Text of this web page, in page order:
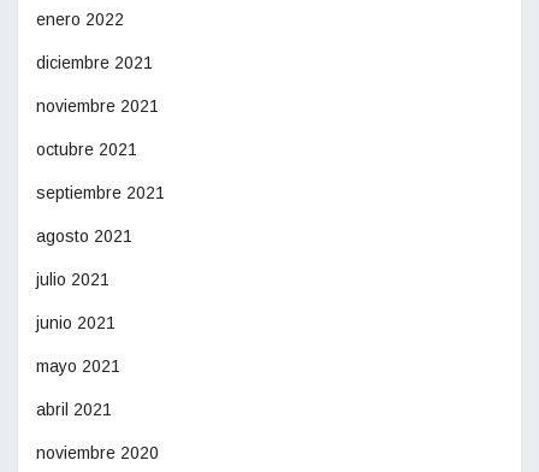
enero 2022
diciembre 2021
noviembre 2021
octubre 2021
septiembre 2021
agosto 2021
julio 2021
junio 2021
mayo 2021
abril 2021
noviembre 2020